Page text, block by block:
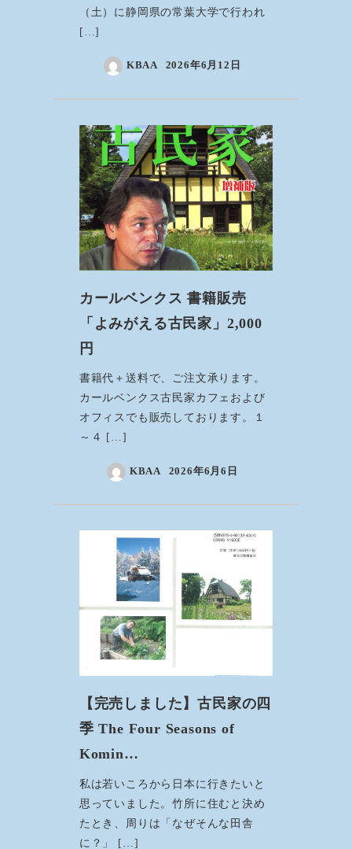
（土）に静岡県の常葉大学で行われ
[…]
KBAA 2026年6月12日
カールベンクス 書籍販売
「よみがえる古民家」2,000
円
書籍代＋送料で、ご注文承ります。
カールベンクス古民家カフェおよび
オフィスでも販売しております。１
～４ […]
KBAA 2026年6月6日
【完売しました】古民家の四
季 The Four Seasons of
Komin…
私は若いころから日本に行きたいと
思っていました。竹所に住むと決め
たとき、周りは「なぜそんな田舎
に？」 […]